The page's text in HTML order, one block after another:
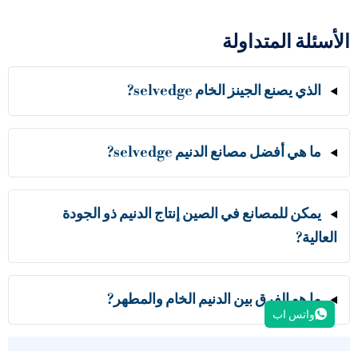
المتداولة
الذي يصنع الجينز الخام selvedge?
ما هي أفضل مصانع الدنيم selvedge?
يمكن للمصانع في الصين إنتاج الدنيم ذو الجودة
العالية?
ما هو الفرق بين الدنيم الخام والمطهر?
واتس اب